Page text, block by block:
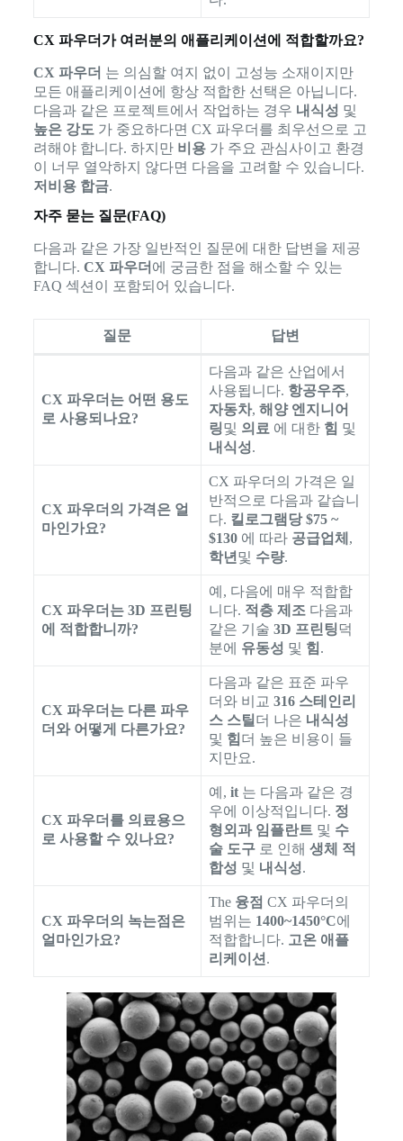
CX 파우더가 여러분의 애플리케이션에 적합할까요?
CX 파우더 는 의심할 여지 없이 고성능 소재이지만
모든 애플리케이션에 항상 적합한 선택은 아닙니다.
다음과 같은 프로젝트에서 작업하는 경우 내식성 및
높은 강도 가 중요하다면 CX 파우더를 최우선으로 고
려해야 합니다. 하지만 비용가 주요 관심사이고 환경
이 너무 열악하지 않다면 다음을 고려할 수 있습니다.
저비용 합금.
자주 묻는 질문(FAQ)
다음과 같은 가장 일반적인 질문에 대한 답변을 제공
합니다. CX 파우더 에 궁금한 점을 해소할 수 있는
FAQ 섹션이 포함되어 있습니다.
질문 답변
CX 파우더는 어떤 용도
로 사용되나요?
다음과 같은 산업에서
사용됩니다. 항공우주,
자동차, 해양 엔지니어
링및 의료 에 대한 힘 및
내식성.
CX 파우더의 가격은 얼
마인가요?
CX 파우더의 가격은 일
반적으로 다음과 같습니
다. 킬로그램당 $75 ~
$130에 따라 공급업체 ,
학년 및 수량.
CX 파우더는 3D 프린팅
에 적합합니까?
예, 다음에 매우 적합합
니다. 적층 제조 다음과
같은 기술 3D 프린팅덕
분에 유동성 및 힘 .
CX 파우더는 다른 파우
더와 어떻게 다른가요?
다음과 같은 표준 파우
더와 비교 316 스테인리
스 스틸 더 나은 내식성
및 힘 더 높은 비용이 들
지만요.
CX 파우더를 의료용으
로 사용할 수 있나요?
예, it는 다음과 같은 경
우에 이상적입니다. 정
형외과 임플란트및 수
술 도구로 인해 생체 적
합성 및 내식성.
CX 파우더의 녹는점은
얼마인가요?
The 융점 CX 파우더의
범위는 1400~1450°C에
적합합니다. 고온 애플
리케이션 .